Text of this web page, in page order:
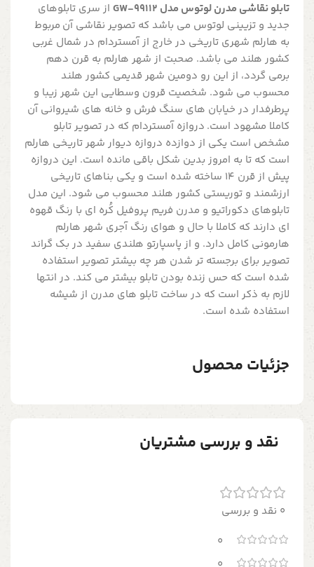
تابلو نقاشی مدرن لوتوس مدل GW-99112
از سری تابلوهای
جدید و تزیینی لوتوس می باشد که تصویر نقاشی آن مربوط
به هارلم شهری تاریخی در خارج از آمستردام در شمال غربی
کشور هلند می باشد. صحبت از شهر هارلم به قرن دهم
برمی گردد، از این رو دومین شهر قدیمی کشور هلند
محسوب می شود. شخصیت قرون وسطایی این شهر زیبا و
پرطرفدار در خیابان های سنگ فرش و خانه های شیروانی آن
کاملا مشهود است. دروازه آمستردام که در تصویر تابلو
مشخص است یکی از دوازده دروازه دیوار شهر تاریخی هارلم
است که تا به امروز بدین شکل باقی مانده است. این دروازه
پیش از قرن ۱۴ ساخته شده است و یکی بناهای تاریخی
ارزشمند و توریستی کشور هلند محسوب می شود. این مدل
تابلوهای دکوراتیو و مدرن فریم پروفیل کُره ای با رنگ قهوه
ای دارند که کاملا با حال و هوای رنگ آجری شهر هارلم
هارمونی کامل دارد. و از پاسپارتو هلندی سفید در بک گراند
تصویر برای برجسته تر شدن هر چه بیشتر تصویر استفاده
شده است که حس زنده بودن تابلو بیشتر می کند. در انتها
لازم به ذکر است که در ساخت تابلو های مدرن از شیشه
استفاده شده است.
جزئیات محصول
نقد و بررسی مشتریان
0 نقد و بررسی
0